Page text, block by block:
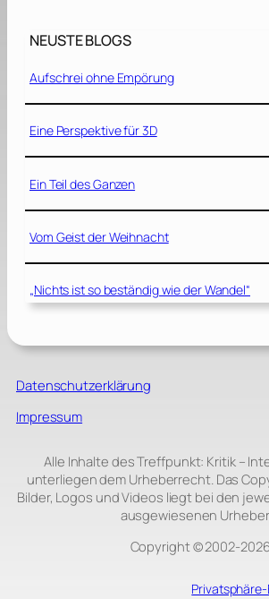
NEUSTE BLOGS
Aufschrei ohne Empörung
Eine Perspektive für 3D
Ein Teil des Ganzen
Vom Geist der Weihnacht
„Nichts ist so beständig wie der Wandel“
Datenschutzerklärung
Impressum
Alle Inhalte des Treffpunkt: Kritik –
unterliegen dem Urheberrecht. Das
Bilder, Logos und Videos liegt bei den
ausgewiesenen
Copyright © 2002‑2026